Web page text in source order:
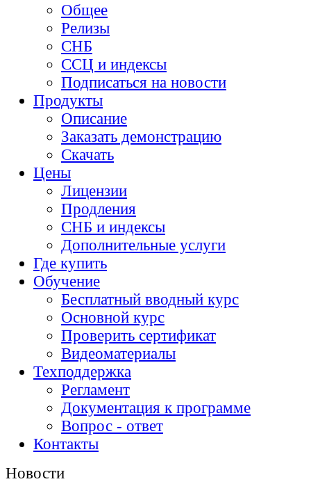
Общее
Релизы
СНБ
ССЦ и индексы
Подписаться на новости
Продукты
Описание
Заказать демонстрацию
Скачать
Цены
Лицензии
Продления
СНБ и индексы
Дополнительные услуги
Где купить
Обучение
Бесплатный вводный курс
Основной курс
Проверить сертификат
Видеоматериалы
Техподдержка
Регламент
Документация к программе
Вопрос - ответ
Контакты
Новости